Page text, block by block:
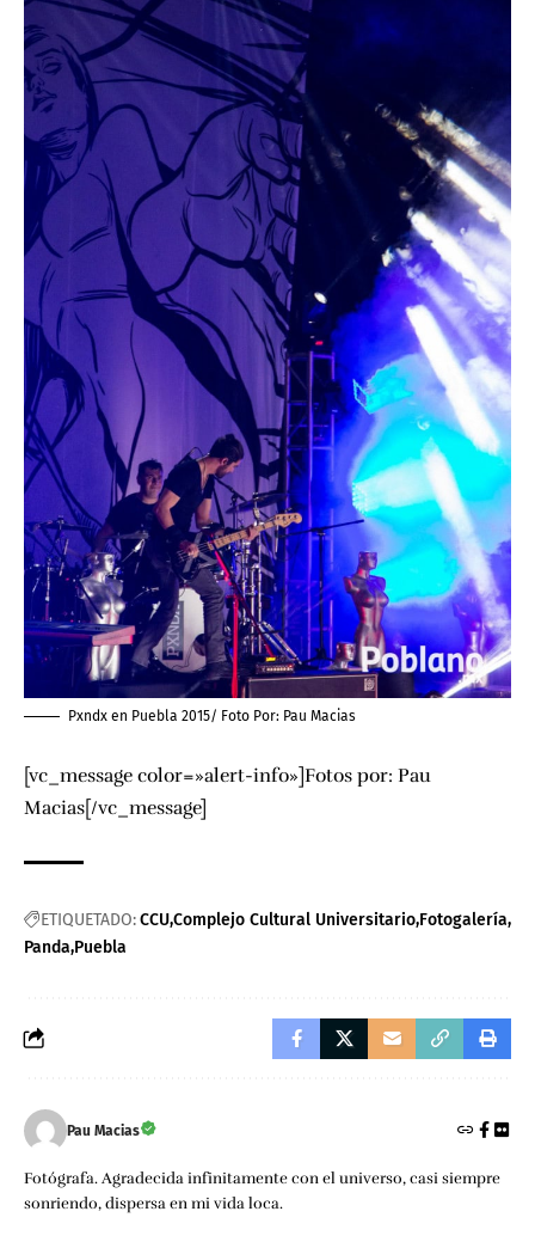
Pxndx en Puebla 2015/ Foto Por: Pau Macias
[vc_message color=»alert-info»]Fotos por: Pau
Macias[/vc_message]
ETIQUETADO:CCUComplejo Cultural Universitario Fotogalería
Panda Puebla
Pau Macias
Fotógrafa. Agradecida infinitamente con el universo, casi siempre
sonriendo, dispersa en mi vida loca.